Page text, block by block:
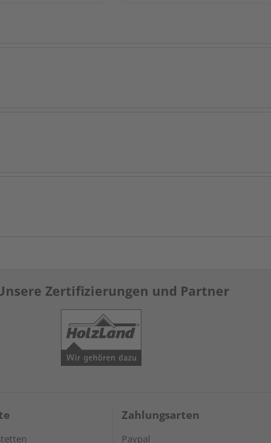
Zertifizierungen und Partner
Zahlungsarten
Paypal